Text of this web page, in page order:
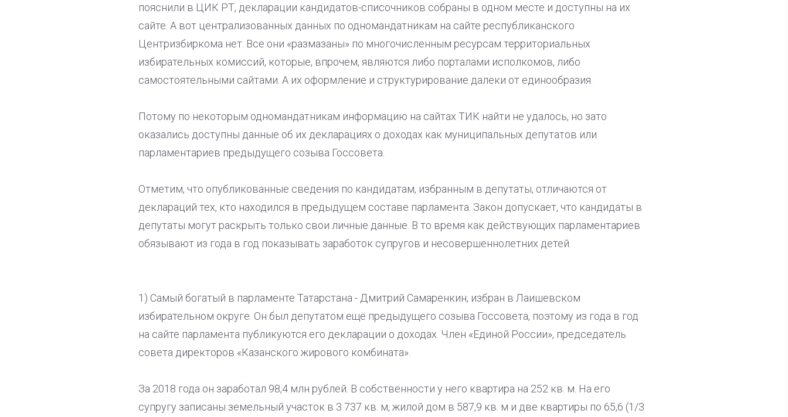
пояснили в ЦИК РТ, декларации кандидатов-списочников собраны в одном месте и доступны на их
сайте. А вот централизованных данных по одномандатникам на сайте республиканского
Центризбиркома нет. Все они «размазаны» по многочисленным ресурсам территориальных
избирательных комиссий, которые, впрочем, являются либо порталами исполкомов, либо
самостоятельными сайтами. А их оформление и структурирование далеки от единообразия.
Потому по некоторым одномандатникам информацию на сайтах ТИК найти не удалось, но зато
оказались доступны данные об их декларациях о доходах как муниципальных депутатов или
парламентариев предыдущего созыва Госсовета.
Отметим, что опубликованные сведения по кандидатам, избранным в депутаты, отличаются от
деклараций тех, кто находился в предыдущем составе парламента. Закон допускает, что кандидаты в
депутаты могут раскрыть только свои личные данные. В то время как действующих парламентариев
обязывают из года в год показывать заработок супругов и несовершеннолетних детей.
1) Самый богатый в парламенте Татарстана - Дмитрий Самаренкин, избран в Лаишевском
избирательном округе. Он был депутатом ещё предыдущего созыва Госсовета, поэтому из года в год
на сайте парламента публикуются его декларации о доходах. Член «Единой России», председатель
совета директоров «Казанского жирового комбината».
За 2018 года он заработал 98,4 млн рублей. В собственности у него квартира на 252 кв. м. На его
супругу записаны земельный участок в 3 737 кв. м, жилой дом в 587,9 кв. м и две квартиры по 65,6 (1/3